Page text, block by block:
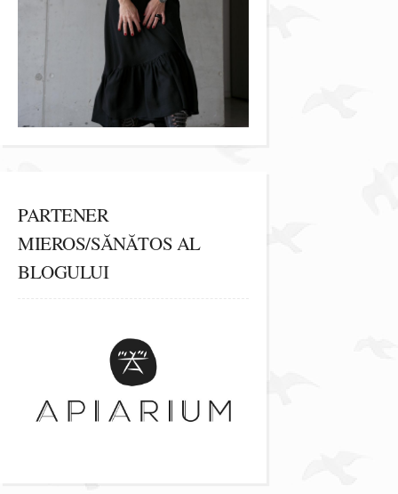
PARTENER
MIEROS/SĂNĂTOS AL
BLOGULUI